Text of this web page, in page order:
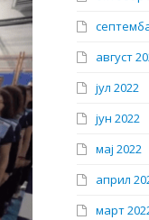
август
јул 2022
јун 2022
мај 2022
април
март